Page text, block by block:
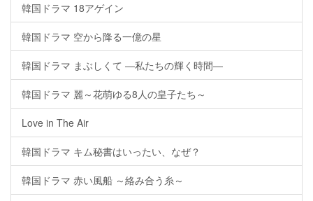
韓国ドラマ 18アゲイン
韓国ドラマ 空から降る一億の星
韓国ドラマ まぶしくて ―私たちの輝く時間―
韓国ドラマ 麗～花萌ゆる8人の皇子たち～
Love in The Air
韓国ドラマ キム秘書はいったい、なぜ？
韓国ドラマ 赤い風船 ～絡み合う糸～